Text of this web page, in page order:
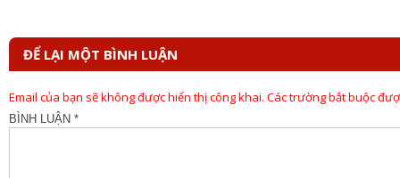
ĐỂ LẠI MỘT BÌNH LUẬN
Email của bạn sẽ không được hiển thị công khai. Các trường bắt buộc
BÌNH LUẬN *